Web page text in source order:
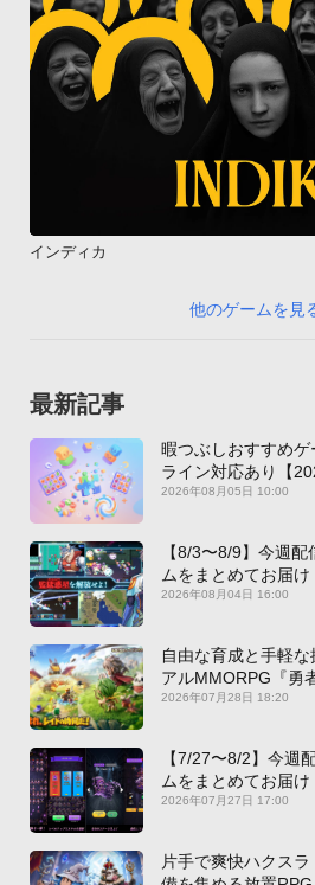
インディカ
他のゲームを見
最新記事
暇つぶしおすすめ
ライン対応あり【
2026年08月05日 10:00
【8/3〜8/9】今週
ムをまとめてお届け
2026年08月04日 16:00
自由な育成と手軽
アルMMORPG『勇
新作PICKUP】
2026年07月28日 18:20
【7/27〜8/2】今週
ムをまとめてお届け
2026年07月27日 17:00
片手で爽快ハクス